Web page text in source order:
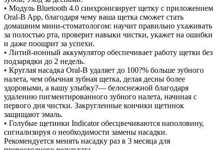
• Модуль Bluetooth 4.0 синхронизирует щетку с приложением
Oral-B App, благодаря чему ваша щетка сможет стать
домашним мини-стоматологом: научит правильно ухаживать
за полостью рта, проверит навыки чистки, укажет на ошибки
и даже поощрит за успехи.
• Литий-ионный аккумулятор обеспечивает работу щетки без
подзарядки до 2 недель.
• Круглая насадка Oral-B удаляет до 100?% больше зубного
налета, чем обычная зубная щетка, делая десны более
здоровыми, а вашу улыбку?— белоснежной благодаря
удалению пигментированного зубного налета, начиная с
первого дня чистки. Закругленные кончики щетинок
защищают эмаль.
• Голубые щетинки Indicator обесцвечиваются наполовину,
сигнализируя о необходимости замены насадки.
Рекомендуется менять насадку раз в 3 месяца для